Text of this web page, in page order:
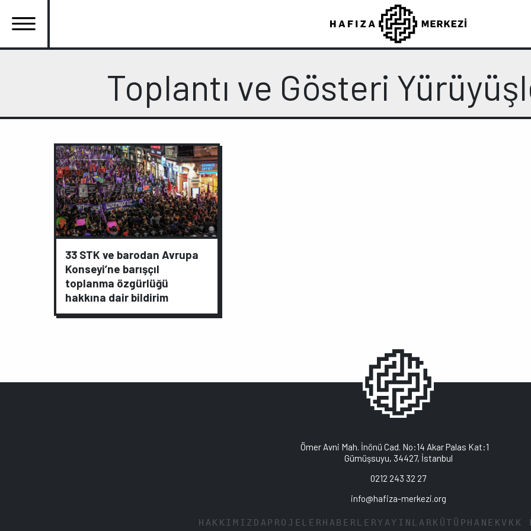
atla
Toplantı ve Gösteri
33 STK ve barodan Avrupa
Konseyi’ne barışçıl
toplanma özgürlüğü
hakkına dair bildirim
Ömer Avni Mah. İnönü Cad. No:14 Akar Palas Kat:1
Gümüşsuyu, 34427, İstanbul
0212 243 32 27
info@hafiza-merkezi.org
HAKKIMIZDA PROJELER HABERLERYAYINLAR KÜTÜPHANE KVKK